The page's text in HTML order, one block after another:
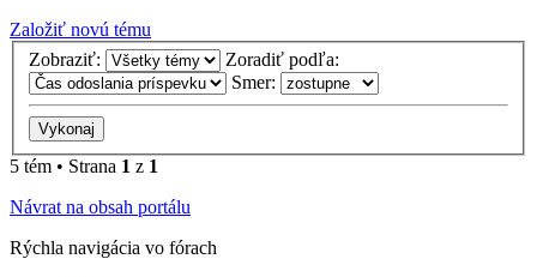
Založiť novú tému
Zobraziť:
Zoradiť podľa:
Smer:
5 tém • Strana 1 z 1
Návrat na obsah portálu
Rýchla navigácia vo fórach